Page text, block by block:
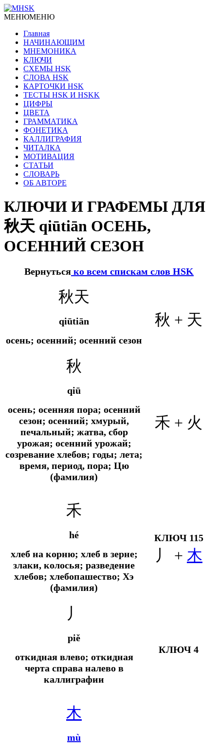
МЕНЮМЕНЮ
Главная
НАЧИНАЮЩИМ
МНЕМОНИКА
КЛЮЧИ
СХЕМЫ HSK
СЛОВА HSK
КАРТОЧКИ HSK
ТЕСТЫ HSK И HSKK
ЦИФРЫ
ЦВЕТА
ГРАММАТИКА
ФОНЕТИКА
КАЛЛИГРАФИЯ
ЧИТАЛКА
МОТИВАЦИЯ
СТАТЬИ
СЛОВАРЬ
ОБ АВТОРЕ
КЛЮЧИ И ГРАФЕМЫ ДЛЯ
秋天 qiūtiān ОСЕНЬ,
ОСЕННИЙ СЕЗОН
Вернуться ко всем спискам слов HSK
秋天
qiūtiān
осень; осенний; осенний сезон
秋 + 天
秋
qiū
осень; осенняя пора; осенний
сезон; осенний; хмурый,
печальный; жатва, сбор
урожая; осенний урожай;
созревание хлебов; годы; лета;
время, период, пора; Цю
(фамилия)
禾 + 火
禾
hé
хлеб на корню; хлеб в зерне;
злаки, колосья; разведение
хлебов; хлебопашество; Хэ
(фамилия)
КЛЮЧ 115
丿 + 木
丿
piě
откидная влево; откидная
черта справа налево в
каллиграфии
КЛЮЧ 4
木
mù